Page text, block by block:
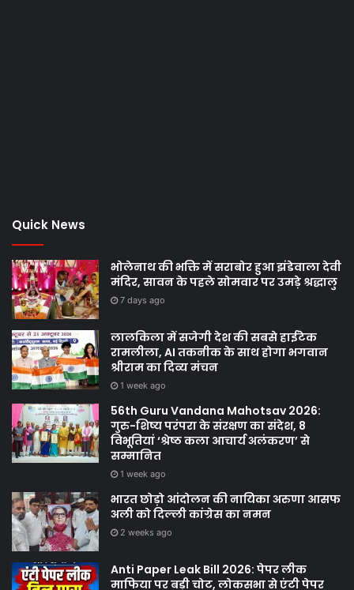
Quick News
भोलेनाथ की भक्ति में सराबोर हुआ झंडेवाला देवी
मंदिर, सावन के पहले सोमवार पर उमड़े श्रद्धालु
7 days ago
लालकिला में सजेगी देश की सबसे हाईटेक
रामलीला, AI तकनीक के साथ होगा भगवान
श्रीराम का दिव्य मंचन
1 week ago
56th Guru Vandana Mahotsav 2026:
गुरु-शिष्य परंपरा के संरक्षण का संदेश, 8
विभूतियां ‘श्रेष्ठ कला आचार्य अलंकरण’ से
सम्मानित
1 week ago
भारत छोड़ो आंदोलन की नायिका अरुणा आसफ
अली को दिल्ली कांग्रेस का नमन
2 weeks ago
Anti Paper Leak Bill 2026: पेपर लीक
माफिया पर बड़ी चोट, लोकसभा से एंटी पेपर